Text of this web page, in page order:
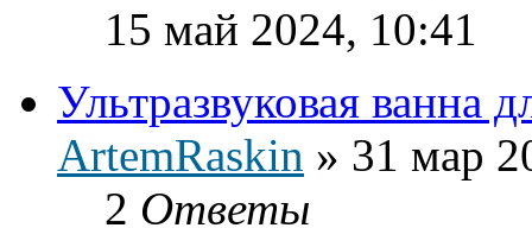
15 май 2024, 10:41
Ультразвуковая ванна
ArtemRaskin » 31 мар
2 Ответы